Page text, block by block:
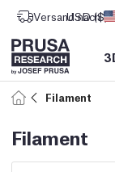
Versand nach
USD ($)
Filament
Filament